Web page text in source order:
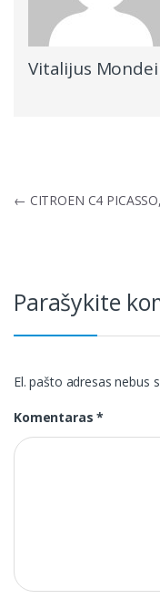
Vitalijus
Navigacija
← CITROEN C4
Parašykite
El. pašto adresas nebus
Komentaras*